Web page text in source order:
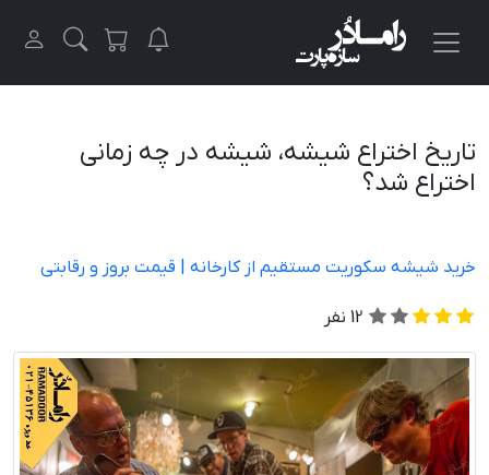
تاریخ اختراع شیشه، شیشه در چه زمانی
اختراع شد؟
خرید شیشه سکوریت مستقیم از کارخانه | قیمت بروز و رقابتی
12 نفر